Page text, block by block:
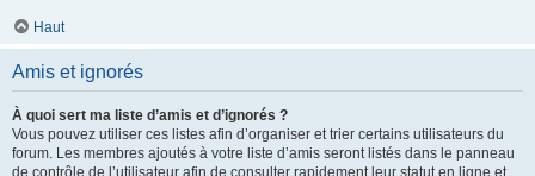
Haut
Amis et ignorés
À quoi sert ma liste d’amis et d’ignorés ?
Vous pouvez utiliser ces listes afin d’organiser et trier certains utilisateurs du
forum. Les membres ajoutés à votre liste d’amis seront listés dans le panneau